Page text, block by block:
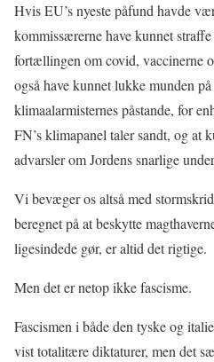
Hvis EU’s nyeste påfund havde
kommissærerne have kunnet
fortællingen om covid, vaccinerne
også have kunnet lukke munden
klimaalarmisternes påstande, for
FN’s klimapanel taler sandt, og at
advarsler om Jordens snarlige
Vi bevæger os altså med
beregnet på at beskytte
ligesindede gør, er altid det rigtige.
Men det er netop ikke fascisme.
Fascismen i både den tyske og
vist totalitære diktaturer, men det